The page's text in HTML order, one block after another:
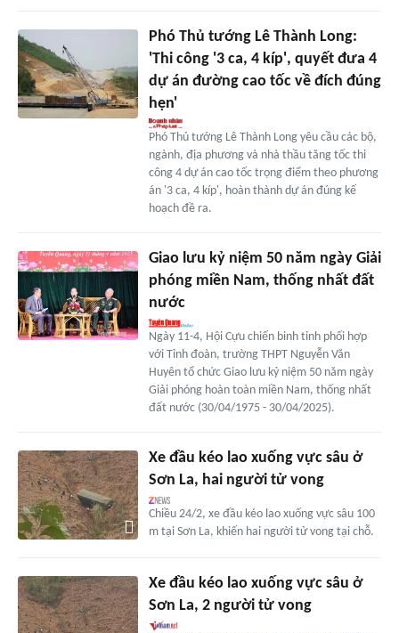
Phó Thủ tướng Lê Thành Long:
'Thi công '3 ca, 4 kíp', quyết đưa 4
dự án đường cao tốc về đích đúng
hẹn'
Phó Thủ tướng Lê Thành Long yêu cầu các bộ,
ngành, địa phương và nhà thầu tăng tốc thi
công 4 dự án cao tốc trọng điểm theo phương
án '3 ca, 4 kíp', hoàn thành dự án đúng kế
hoạch đề ra.
Giao lưu kỷ niệm 50 năm ngày Giải
phóng miền Nam, thống nhất đất
nước
Ngày 11-4, Hội Cựu chiến binh tỉnh phối hợp
với Tỉnh đoàn, trường THPT Nguyễn Văn
Huyên tổ chức Giao lưu kỷ niệm 50 năm ngày
Giải phóng hoàn toàn miền Nam, thống nhất
đất nước (30/04/1975 - 30/04/2025).
Xe đầu kéo lao xuống vực sâu ở
Sơn La, hai người tử vong
Chiều 24/2, xe đầu kéo lao xuống vực sâu 100
m tại Sơn La, khiến hai người tử vong tại chỗ.
Xe đầu kéo lao xuống vực sâu ở
Sơn La, 2 người tử vong